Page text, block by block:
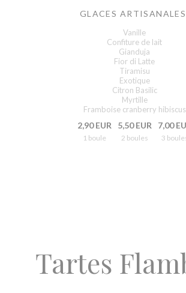
GLACES ARTISANALES
Vanille
Confiture de lait
Gianduja
Fior di Latte
Tiramisu
Exotique
Citron Basilic
Myrtille
Framboise cranberry hibiscus
2,90 EUR
1 boule
5,50 EUR
2 boules
7,00
3
Tartes